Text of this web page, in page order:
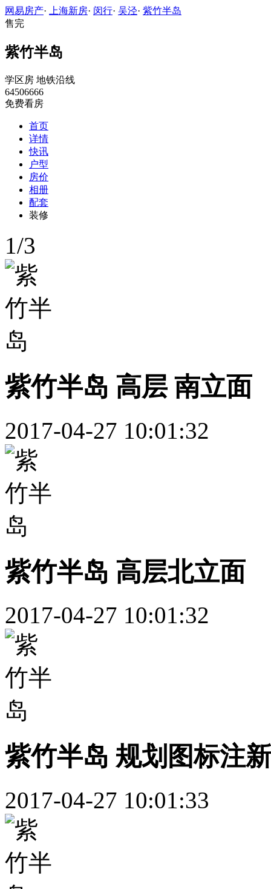
网易房产· 上海新房· 闵行· 吴泾· 紫竹半岛
售完
紫竹半岛
学区房 地铁沿线
64506666
免费看房
首页
详情
快讯
户型
房价
相册
配套
装修
1/3
紫竹半岛 高层 南立面
2017-04-27 10:01:32
紫竹半岛 高层北立面
2017-04-27 10:01:32
紫竹半岛 规划图标注新
2017-04-27 10:01:33